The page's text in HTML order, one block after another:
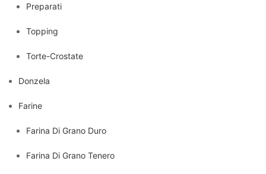
Preparati
Topping
Torte-Crostate
Donzela
Farine
Farina Di Grano Duro
Farina Di Grano Tenero